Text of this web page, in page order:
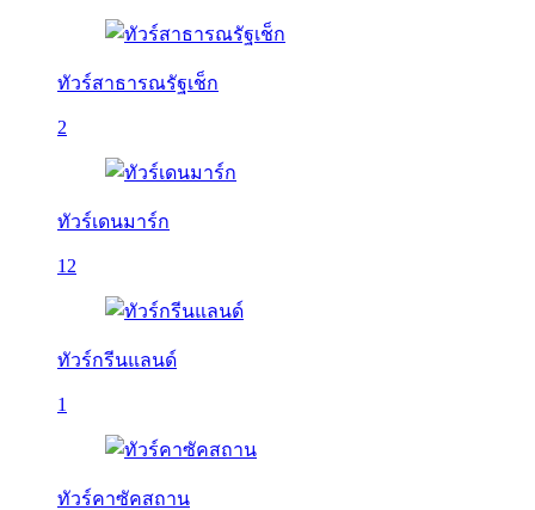
ทัวร์สาธารณรัฐเช็ก
2
ทัวร์เดนมาร์ก
12
ทัวร์กรีนแลนด์
1
ทัวร์คาซัคสถาน